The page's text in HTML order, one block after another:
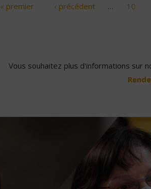
« premier ‹ précédent … 10
Vous souhaitez plus d'informations sur